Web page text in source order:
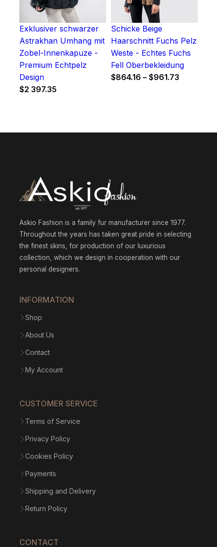
Exklusiver schwarzer
Astrakhan Umhang mit
Zobel-Innenkapuze -
Premium Echtpelz
Design
$2 397.35
Schicke Beige
Haarschnitt Fuchs Pelz
Weste - Echtes Fuchs
Fell Oberbekleidung
$864.16 – $961.73
Askio Fashion is a family fur manufacturer since 1977.
Throughout the years has taken great pride in selecting
the finest skins, for production of our luxurious
collection, which we design in cooperation with our
personal designers.
INFORMATION
Shop
About Us
Contact
My Account
CUSTOMER SERVICE
Terms of Service
Privacy Policy
Cookies Policy
Payments
Shipping and Delivery
Return Policy
CONTACT